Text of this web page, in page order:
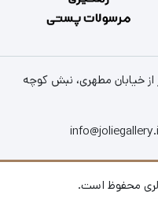
از خیابان مطهری، نبش کوچه
محفوظ است.